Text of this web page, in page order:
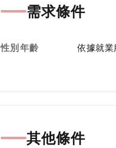
需求條件
性別年齡 依據就業
其他條件